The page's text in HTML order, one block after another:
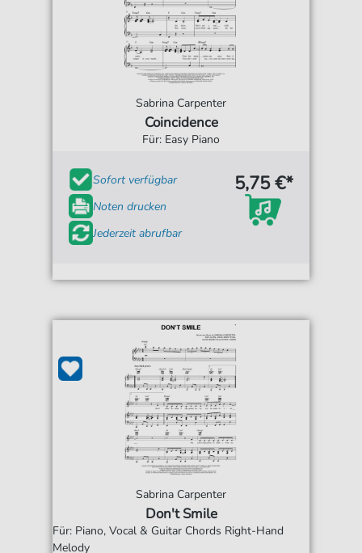
Sabrina Carpenter
Coincidence
Für: Easy Piano
Sofort verfügbar
Noten drucken
Jederzeit abrufbar
5,75 €*
Sabrina Carpenter
Don't Smile
Für: Piano, Vocal & Guitar Chords Right-Hand
Melody